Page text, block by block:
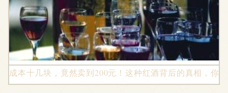
成本十几块，竟然卖到200元！这种红酒背后的真相，你